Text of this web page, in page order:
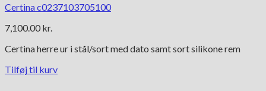
Certina c0237103705100
7,100.00 kr.
Certina herre ur i stål/sort med dato samt sort silikone rem
Tilføj til kurv